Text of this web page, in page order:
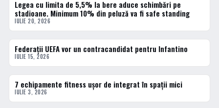
ACTUALE
Legea cu limita de 5,5% la bere aduce schimbări pe
stadioane. Minimum 10% din peluză va fi safe standing
IULIE 20, 2026
ACTUALE
Federații UEFA vor un contracandidat pentru Infantino
IULIE 15, 2026
ACTUALE
7 echipamente fitness ușor de integrat în spații mici
IULIE 3, 2026